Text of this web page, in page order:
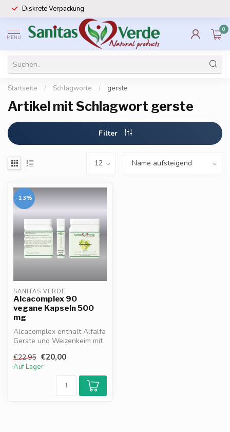
Diskrete Verpackung
MENU
0
Startseite / Schlagworte / gerste
Artikel mit Schlagwort gerste
Filter
-13%
SANITAS VERDE
Alcacomplex 90
vegane Kapseln 500
mg
Alcacomplex enthält Alfalfa
Gerste und Weizenkeim mit
€22,95 €20,00
Auf Lager